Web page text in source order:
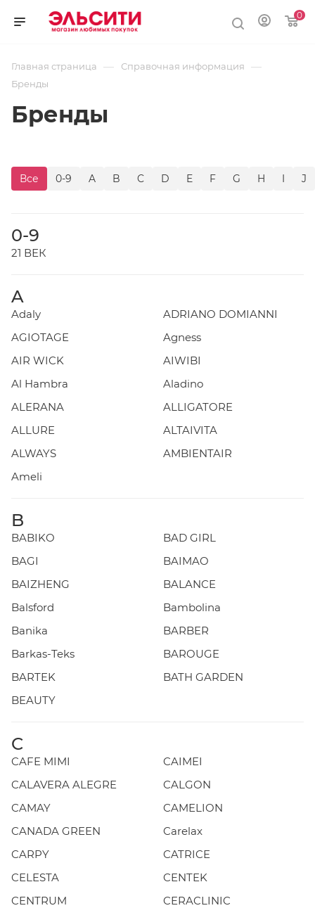
0
Главная страница — Справочная информация —
Бренды
Бренды
Все 0-9 A B C D E F G H I J
0-9
21 ВЕК
A
Adaly
ADRIANO DOMIANNI
AGIOTAGE
Agness
AIR WICK
AIWIBI
Al Hambra
Aladino
ALERANA
ALLIGATORE
ALLURE
ALTAIVITA
ALWAYS
AMBIENTAIR
Ameli
B
BABIKO
BAD GIRL
BAGI
BAIMAO
BAIZHENG
BALANCE
Balsford
Bambolina
Banika
BARBER
Barkas-Teks
BAROUGE
BARTEK
BATH GARDEN
BEAUTY
C
CAFE MIMI
CAIMEI
CALAVERA ALEGRE
CALGON
CAMAY
CAMELION
CANADA GREEN
Carelax
CARPY
CATRICE
CELESTA
CENTEK
CENTRUM
CERACLINIC